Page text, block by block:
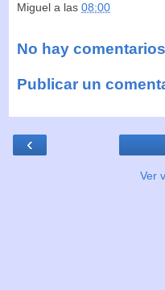
Miguel a las 08:00
No hay
Publicar un
‹
Ver